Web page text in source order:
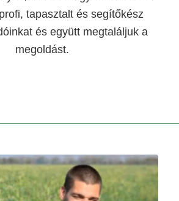
tapasztalt és segítőkész
és együtt megtaláljuk a
megoldást.